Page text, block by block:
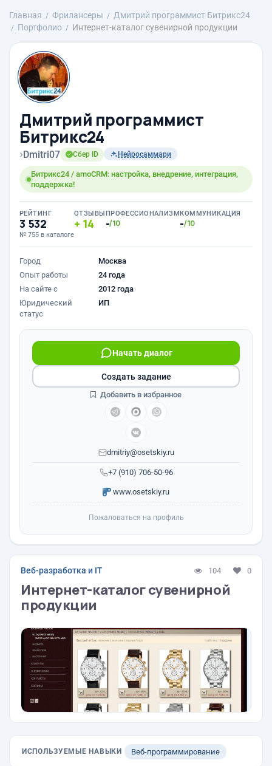
Главная Фрилансеры
Дмитрий программист Битрикс24
Портфолио
Интернет-каталог сувенирной продукции
Дмитрий программист
Битрикс24
›Dmitri07 Сбер ID Нейросаммари
Битрикс24 / amoCRM: настройка, внедрение, интеграция,
поддержка!
РЕЙТИНГ
3 532
№ 755 в каталоге
ОТЗЫВЫ
14
ПРОФЕССИОНАЛИЗМ
-/10
КОММУНИКАЦИЯ
-/10
Город
Москва
Опыт работы
24 года
На сайте с
2012 года
Юридический
статус
ИП
+7 (910) 706-50-96
Начать диалог
dmitriy@osetskiy.ru
www.osetskiy.ru
Создать задание
Добавить в избранное
Пожаловаться на профиль
Веб-разработка и IT 104 0
Интернет-каталог сувенирной
продукции
ИСПОЛЬЗУЕМЫЕ НАВЫКИ Веб-программирование